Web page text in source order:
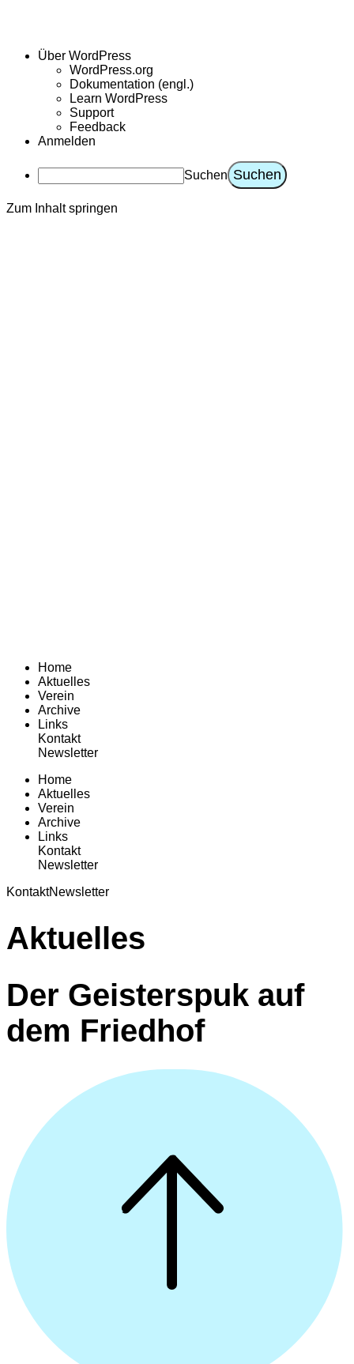
Über WordPress
WordPress.org
Dokumentation (engl.)
Learn WordPress
Support
Feedback
Anmelden
Suchen
Zum Inhalt springen
Home
Aktuelles
Verein
Archive
Links
Kontakt
Newsletter
Home
Aktuelles
Verein
Archive
Links
Kontakt
Newsletter
KontaktNewsletter
Aktuelles
Der Geisterspuk auf
dem Friedhof